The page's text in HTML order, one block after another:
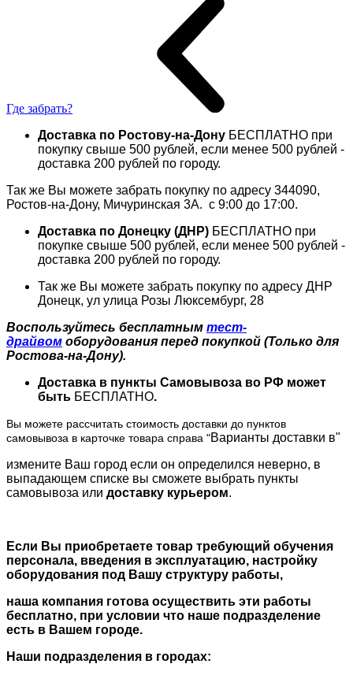
Где забрать?
Доставка по Ростову-на-Дону БЕСПЛАТНО при
покупку свыше 500 рублей, если менее 500 рублей -
доставка 200 рублей по городу.
Так же Вы можете забрать покупку по адресу 344090,
Ростов­-на-­Дону, Мичуринская 3А. с 9:00 до 17:00.
Доставка по Донецку (ДНР) БЕСПЛАТНО при
покупке свыше 500 рублей, если менее 500 рублей -
доставка 200 рублей по городу.
Так же Вы можете забрать покупку по адресу ДНР
Донецк, ул улица Розы Люксембург, 28
Воспользуйтесь бесплатным тест-
драйвом оборудования перед покупкой (Только для
Ростова-на-Дону).
Доставка в пункты Самовывоза во РФ может
быть БЕСПЛАТНО.
Вы можете рассчитать стоимость доставки до пунктов
самовывоза в карточке товара справа "Варианты доставки в"
измените Ваш город если он определился неверно, в
выпадающем списке вы сможете выбрать пункты
самовывоза или доставку курьером.
Если Вы приобретаете товар требующий обучения
персонала, введения в эксплуатацию, настройку
оборудования под Вашу структуру работы,
наша компания готова осуществить эти работы
бесплатно, при условии что наше подразделение
есть в Вашем городе.
Наши подразделения в городах: